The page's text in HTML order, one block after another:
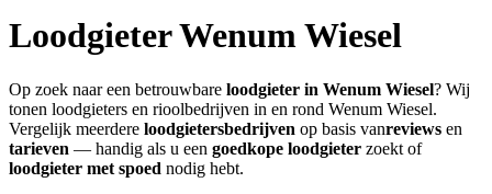
LoodgieterWenum Wiesel
Op zoek naar een betrouwbare loodgieter in Wenum Wiesel? Wij
tonen loodgieters en rioolbedrijven in en rond Wenum Wiesel.
Vergelijk meerdere loodgietersbedrijven op basis vanreviews en
tarieven — handig als u een goedkope loodgieter zoekt of
loodgieter met spoed nodig hebt.